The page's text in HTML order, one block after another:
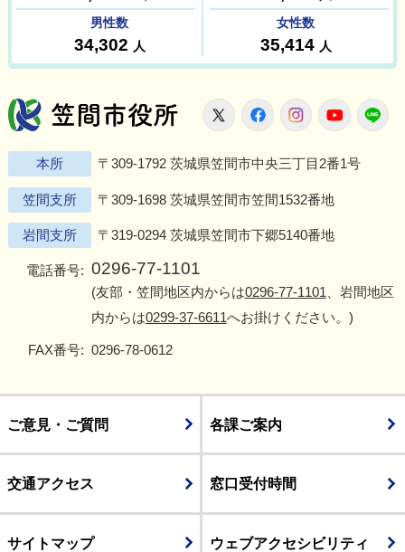
笠間市役所
X FacebookInstagram
本所 〒309-1792 茨城県笠間市中央三丁目2番1号
笠間支所 〒309-1698 茨城県笠間市笠間1532番地
岩間支所 〒319-0294 茨城県笠間市下郷5140番地
電話番号: 0296-77-1101
(友部・笠間地区内からは0296-77-1101 、岩間地区
内からは0299-37-6611へお掛けください。)
FAX番号: 0296-78-0612
ご意見・ご質問 各課ご案内
交通アクセス 窓口受付時間
サイトマップ ウェブアクセシビリティ